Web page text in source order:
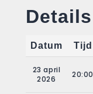
Details
Datum Tijd
23 april
2026
20:00